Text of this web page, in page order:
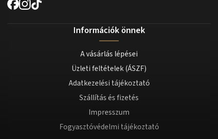
Információk önnek
A vásárlás lépései
Üzleti feltételek (ÁSZF)
Adatkezelési tájékoztató
Szállítás és fizetés
Impresszum
Fogyasztóvédelmi tájékoztató